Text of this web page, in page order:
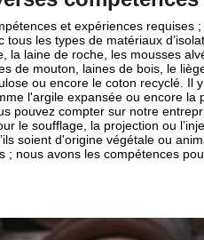
en
de couverture Brun renovation
; nous assurons les travaux
Camelas 66300. Nous avons les
dans le domaine ;
de répondre à toutes vos
toiture. Grâce à nos savoir-
toit sera bien isoler dans les
nous vous assurons
des services de qualité et fiable